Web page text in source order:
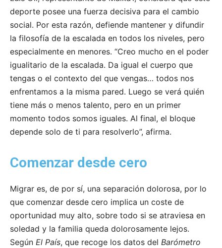
deporte posee una fuerza decisiva para el cambio
social. Por esta razón, defiende mantener y difundir
la filosofía de la escalada en todos los niveles, pero
especialmente en menores. “Creo mucho en el poder
igualitario de la escalada. Da igual el cuerpo que
tengas o el contexto del que vengas… todos nos
enfrentamos a la misma pared. Luego se verá quién
tiene más o menos talento, pero en un primer
momento todos somos iguales. Al final, el bloque
depende solo de ti para resolverlo”, afirma.
Comenzar desde cero
Migrar es, de por sí, una separación dolorosa, por lo
que comenzar desde cero implica un coste de
oportunidad muy alto, sobre todo si se atraviesa en
soledad y la familia queda dolorosamente lejos.
Según El País, que recoge los datos del Barómetro